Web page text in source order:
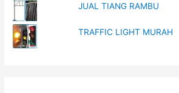
JUAL TIANG RAMBU
TRAFFIC LIGHT MURAH